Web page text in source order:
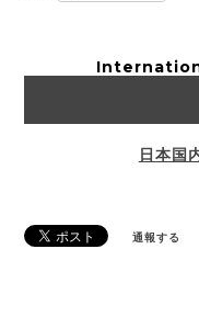
日本国
通報する